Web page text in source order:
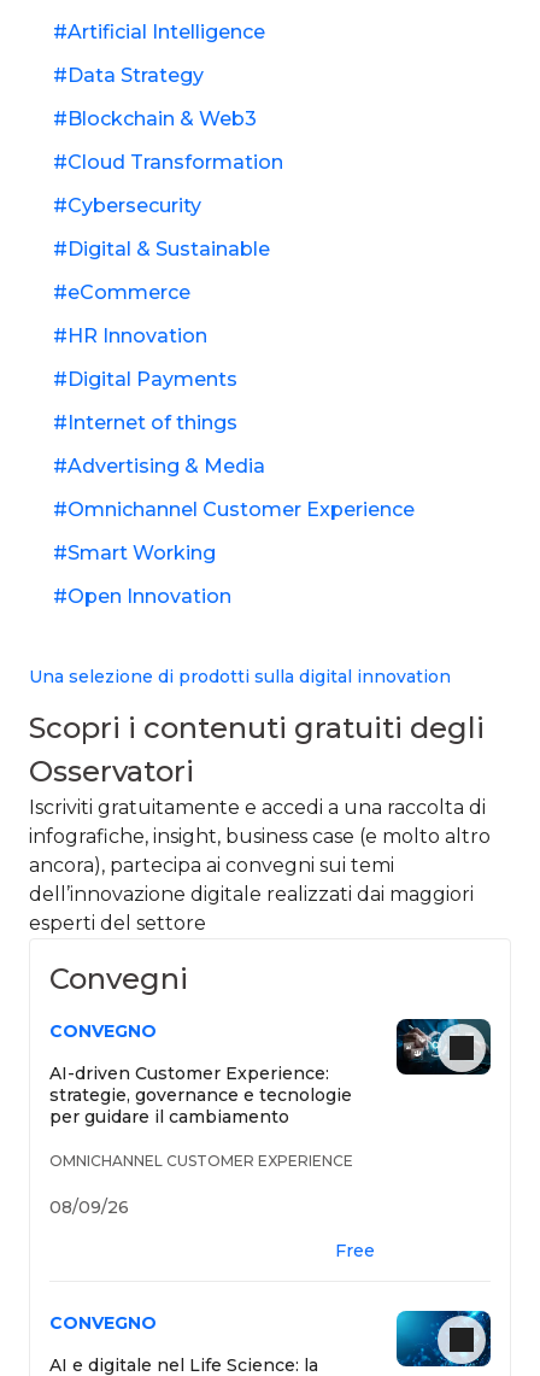
Artificial Intelligence
Data Strategy
Blockchain & Web3
Cloud Transformation
Cybersecurity
Digital & Sustainable
eCommerce
HR Innovation
Digital Payments
Internet of things
Advertising & Media
Omnichannel Customer Experience
Smart Working
Open Innovation
Una selezione di prodotti sulla digital innovation
Scopri i contenuti gratuiti degli
Osservatori​
Iscriviti gratuitamente e accedi a una raccolta di
infografiche, insight, business case (e molto altro
ancora), partecipa ai convegni sui temi
dell’innovazione digitale realizzati dai maggiori
esperti del settore​
Convegni
OMNICHANNEL CUSTOMER EXPERIENCE
CONVEGNO
AI-driven Customer Experience:
strategie, governance e tecnologie
per guidare il cambiamento
08/09/26
Free
CONVEGNO
AI e digitale nel Life Science: la